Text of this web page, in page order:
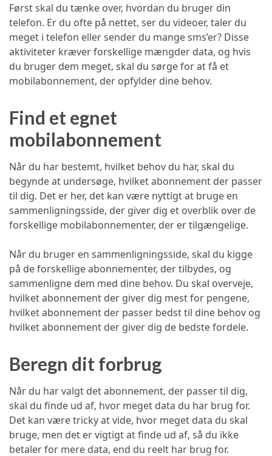
Først skal du tænke over, hvordan du bruger din
telefon. Er du ofte på nettet, ser du videoer, taler du
meget i telefon eller sender du mange sms’er? Disse
aktiviteter kræver forskellige mængder data, og hvis
du bruger dem meget, skal du sørge for at få et
mobilabonnement, der opfylder dine behov.
Find et egnet
mobilabonnement
Når du har bestemt, hvilket behov du har, skal du
begynde at undersøge, hvilket abonnement der passer
til dig. Det er her, det kan være nyttigt at bruge en
sammenligningsside, der giver dig et overblik over de
forskellige mobilabonnementer, der er tilgængelige.
Når du bruger en sammenligningsside, skal du kigge
på de forskellige abonnementer, der tilbydes, og
sammenligne dem med dine behov. Du skal overveje,
hvilket abonnement der giver dig mest for pengene,
hvilket abonnement der passer bedst til dine behov og
hvilket abonnement der giver dig de bedste fordele.
Beregn dit forbrug
Når du har valgt det abonnement, der passer til dig,
skal du finde ud af, hvor meget data du har brug for.
Det kan være tricky at vide, hvor meget data du skal
bruge, men det er vigtigt at finde ud af, så du ikke
betaler for mere data, end du reelt har brug for.